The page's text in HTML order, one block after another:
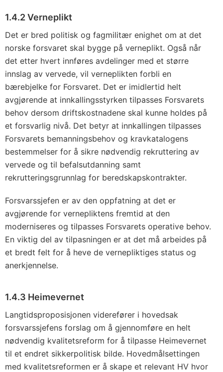
1.4.2 Verneplikt
Det er bred politisk og fagmilitær enighet om at det
norske forsvaret skal bygge på verneplikt. Også når
det etter hvert innføres avdelinger med et større
innslag av vervede, vil verneplikten forbli en
bærebjelke for Forsvaret. Det er imidlertid helt
avgjørende at innkallingsstyrken tilpasses Forsvarets
behov dersom driftskostnadene skal kunne holdes på
et forsvarlig nivå. Det betyr at innkallingen tilpasses
Forsvarets bemanningsbehov og kravkatalogens
bestemmelser for å sikre nødvendig rekruttering av
vervede og til befalsutdanning samt
rekrutteringsgrunnlag for beredskapskontrakter.
Forsvarssjefen er av den oppfatning at det er
avgjørende for vernepliktens fremtid at den
moderniseres og tilpasses Forsvarets operative behov.
En viktig del av tilpasningen er at det må arbeides på
et bredt felt for å heve de vernepliktiges status og
anerkjennelse.
1.4.3 Heimevernet
Langtidsproposisjonen viderefører i hovedsak
forsvarssjefens forslag om å gjennomføre en helt
nødvendig kvalitetsreform for å tilpasse Heimevernet
til et endret sikkerpolitisk bilde. Hovedmålsettingen
med kvalitetsreformen er å skape et relevant HV hvor